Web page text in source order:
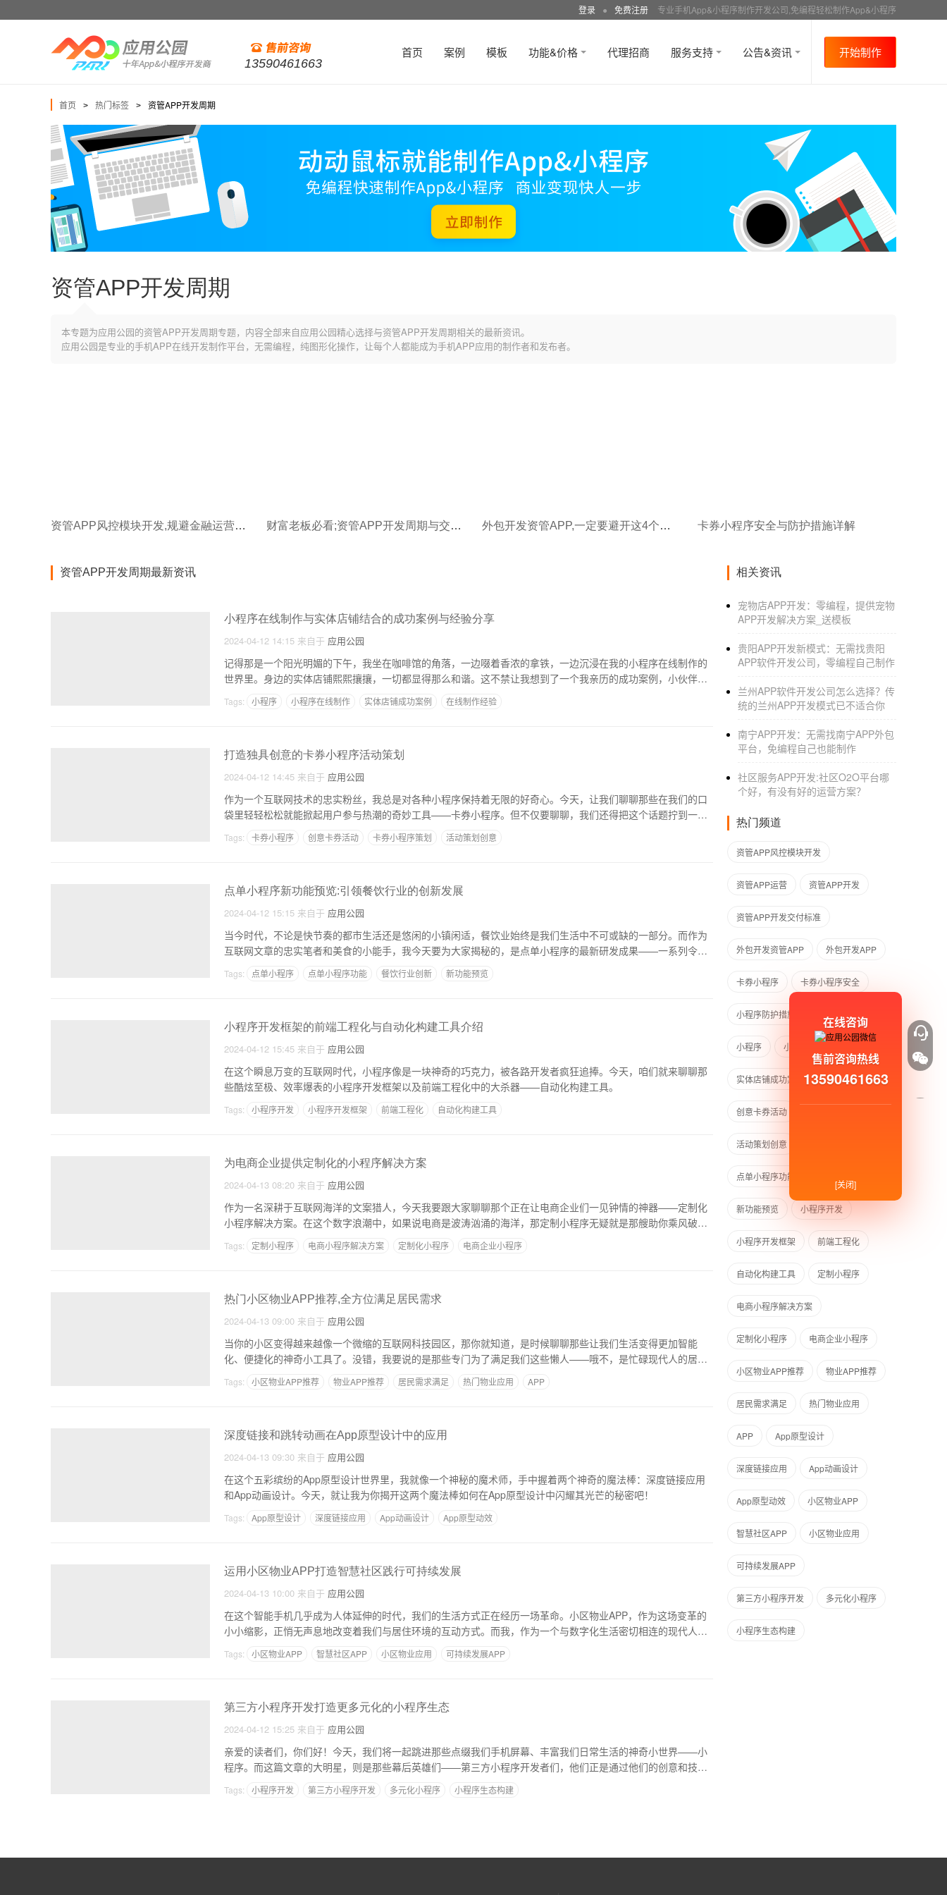
登录 ● 免费注册 专业手机App&小程序制作开发公司,免编程轻松制作App&小程序
13590461663
首页 案例 模板 功能&价格 代理招商 服务支持 公告&资讯 开始制作
首页 > 热门标签 > 资管APP开发周期
资管APP开发周期
本专题为应用公园的资管APP开发周期专题，内容全部来自应用公园精心选择与资管APP开发周期相关的最新资讯。
应用公园是专业的手机APP在线开发制作平台，无需编程，纯图形化操作，让每个人都能成为手机APP应用的制作者和发布者。
资管APP风控模块开发,规避金融运营风险 财富老板必看;资管APP开发周期与交付标准 外包开发资管APP,一定要避开这4个行业套路 卡券小程序安全与防护措施详解
资管APP开发周期最新资讯
小程序在线制作与实体店铺结合的成功案例与经验分享
2024-04-12 14:15 来自于 应用公园
记得那是一个阳光明媚的下午，我坐在咖啡馆的角落，一边啜着香浓的拿铁，一边沉浸在我的小程序在线制作的
世界里。身边的实体店铺熙熙攘攘，一切都显得那么和谐。这不禁让我想到了一个我亲历的成功案例，小伙伴
Tags: 小程序 小程序在线制作 实体店铺成功案例 在线制作经验
打造独具创意的卡券小程序活动策划
2024-04-12 14:45 来自于 应用公园
作为一个互联网技术的忠实粉丝，我总是对各种小程序保持着无限的好奇心。今天，让我们聊聊那些在我们的口
袋里轻轻松松就能掀起用户参与热潮的奇妙工具——卡券小程序。但不仅要聊聊，我们还得把这个话题拧到一个
Tags: 卡券小程序 创意卡券活动 卡券小程序策划 活动策划创意
点单小程序新功能预览:引领餐饮行业的创新发展
2024-04-12 15:15 来自于 应用公园
当今时代，不论是快节奏的都市生活还是悠闲的小镇闲适，餐饮业始终是我们生活中不可或缺的一部分。而作为
互联网文章的忠实笔者和美食的小能手，我今天要为大家揭秘的，是点单小程序的最新研发成果——一系列令人
Tags: 点单小程序 点单小程序功能 餐饮行业创新 新功能预览
小程序开发框架的前端工程化与自动化构建工具介绍
2024-04-12 15:45 来自于 应用公园
在这个瞬息万变的互联网时代，小程序像是一块神奇的巧克力，被各路开发者疯狂追捧。今天，咱们就来聊聊那
些酷炫至极、效率爆表的小程序开发框架以及前端工程化中的大杀器——自动化构建工具。
Tags: 小程序开发 小程序开发框架 前端工程化 自动化构建工具
为电商企业提供定制化的小程序解决方案
2024-04-13 08:20 来自于 应用公园
作为一名深耕于互联网海洋的文案猎人，今天我要跟大家聊聊那个正在让电商企业们一见钟情的神器——定制化
小程序解决方案。在这个数字浪潮中，如果说电商是波涛汹涌的海洋，那定制小程序无疑就是那艘助你乘风破浪
Tags: 定制小程序 电商小程序解决方案 定制化小程序 电商企业小程序
热门小区物业APP推荐,全方位满足居民需求
2024-04-13 09:00 来自于 应用公园
当你的小区变得越来越像一个微缩的互联网科技园区，那你就知道，是时候聊聊那些让我们生活变得更加智能
化、便捷化的神奇小工具了。没错，我要说的是那些专门为了满足我们这些懒人——哦不，是忙碌现代人的居民
Tags: 小区物业APP推荐 物业APP推荐 居民需求满足 热门物业应用 APP
深度链接和跳转动画在App原型设计中的应用
2024-04-13 09:30 来自于 应用公园
在这个五彩缤纷的App原型设计世界里，我就像一个神秘的魔术师，手中握着两个神奇的魔法棒：深度链接应用
和App动画设计。今天，就让我为你揭开这两个魔法棒如何在App原型设计中闪耀其光芒的秘密吧！
Tags: App原型设计 深度链接应用 App动画设计 App原型动效
运用小区物业APP打造智慧社区践行可持续发展
2024-04-13 10:00 来自于 应用公园
在这个智能手机几乎成为人体延伸的时代，我们的生活方式正在经历一场革命。小区物业APP，作为这场变革的
小小缩影，正悄无声息地改变着我们与居住环境的互动方式。而我，作为一个与数字化生活密切相连的现代人，
Tags: 小区物业APP 智慧社区APP 小区物业应用 可持续发展APP
第三方小程序开发打造更多元化的小程序生态
2024-04-12 15:25 来自于 应用公园
亲爱的读者们，你们好！今天，我们将一起跳进那些点缀我们手机屏幕、丰富我们日常生活的神奇小世界——小
程序。而这篇文章的大明星，则是那些幕后英雄们——第三方小程序开发者们，他们正是通过他们的创意和技
Tags: 小程序开发 第三方小程序开发 多元化小程序 小程序生态构建
相关资讯
宠物店APP开发：零编程，提供宠物
APP开发解决方案_送模板
贵阳APP开发新模式：无需找贵阳
APP软件开发公司，零编程自己制作
兰州APP软件开发公司怎么选择？传
统的兰州APP开发模式已不适合你
南宁APP开发：无需找南宁APP外包
平台，免编程自己也能制作
社区服务APP开发:社区O2O平台哪
个好，有没有好的运营方案？
热门频道
资管APP风控模块开发
资管APP运营 资管APP开发
资管APP开发交付标准
外包开发资管APP 外包开发APP
卡券小程序 卡券小程序安全
小程序防护措施 卡券安全详解
小程序 小程序在线制作
实体店铺成功案例 在线制作经验
创意卡券活动
活动策划创意
点单小程序功能
新功能预览 小程序开发
小程序开发框架 前端工程化
自动化构建工具 定制小程序
电商小程序解决方案
定制化小程序 电商企业小程序
小区物业APP推荐 物业APP推荐
居民需求满足 热门物业应用
APP App原型设计
深度链接应用 App动画设计
App原型动效 小区物业APP
智慧社区APP 小区物业应用
可持续发展APP
第三方小程序开发 多元化小程序
小程序生态构建
在线咨询
售前咨询热线
13590461663
[关闭]